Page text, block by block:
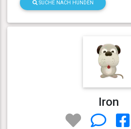
SUCHE NACH HUNDEN
Iron